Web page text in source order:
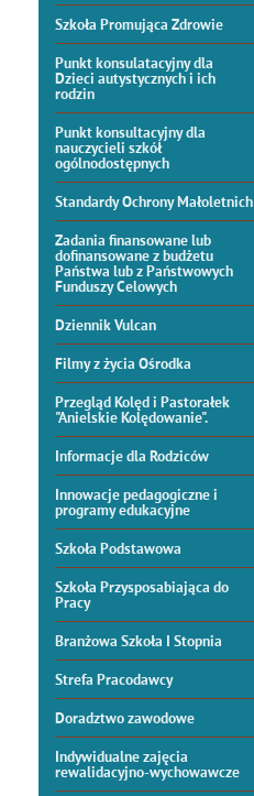
Szkoła Promująca Zdrowie
Punkt konsulatacyjny dla
Dzieci autystycznych i ich
rodzin
Punkt konsultacyjny dla
nauczycieli szkół
ogólnodostępnych
Standardy Ochrony Małoletnich
Zadania finansowane lub
dofinansowane z budżetu
Państwa lub z Państwowych
Funduszy Celowych
Dziennik Vulcan
Filmy z życia Ośrodka
Przegląd Kolęd i Pastorałek
"Anielskie Kolędowanie".
Informacje dla Rodziców
Innowacje pedagogiczne i
programy edukacyjne
Szkoła Podstawowa
Szkoła Przysposabiająca do
Pracy
Branżowa Szkoła I Stopnia
Strefa Pracodawcy
Doradztwo zawodowe
Indywidualne zajęcia
rewalidacyjno-wychowawcze